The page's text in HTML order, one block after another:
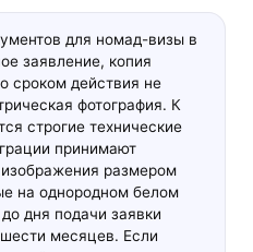
для номад-визы в
заявление, копия
сроком действия не
фотография. К
строгие технические
принимают
размером
на однородном белом
дня подачи заявки
месяцев. Если